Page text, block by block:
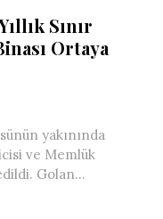
Sınır
Ortaya
yakınında
ve Memlük
Golan...